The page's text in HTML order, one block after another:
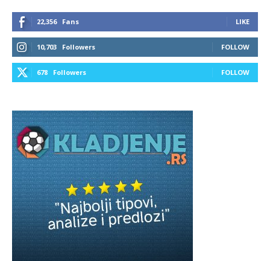
22,356 Fans LIKE
10,703 Followers FOLLOW
678 Followers FOLLOW